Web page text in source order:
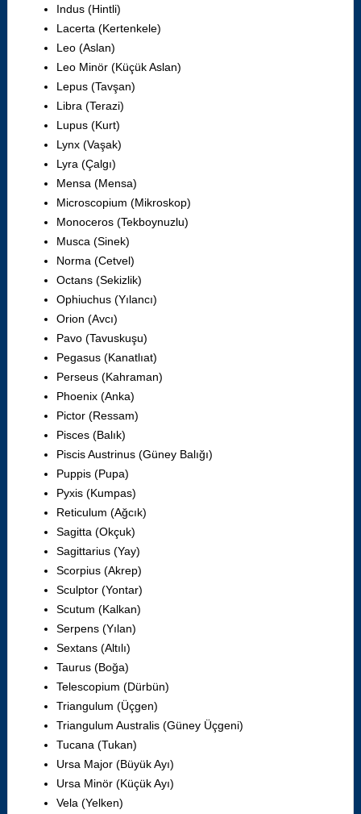
Indus (Hintli)
Lacerta (Kertenkele)
Leo (Aslan)
Leo Minör (Küçük Aslan)
Lepus (Tavşan)
Libra (Terazi)
Lupus (Kurt)
Lynx (Vaşak)
Lyra (Çalgı)
Mensa (Mensa)
Microscopium (Mikroskop)
Monoceros (Tekboynuzlu)
Musca (Sinek)
Norma (Cetvel)
Octans (Sekizlik)
Ophiuchus (Yılancı)
Orion (Avcı)
Pavo (Tavuskuşu)
Pegasus (Kanatlıat)
Perseus (Kahraman)
Phoenix (Anka)
Pictor (Ressam)
Pisces (Balık)
Piscis Austrinus (Güney Balığı)
Puppis (Pupa)
Pyxis (Kumpas)
Reticulum (Ağcık)
Sagitta (Okçuk)
Sagittarius (Yay)
Scorpius (Akrep)
Sculptor (Yontar)
Scutum (Kalkan)
Serpens (Yılan)
Sextans (Altılı)
Taurus (Boğa)
Telescopium (Dürbün)
Triangulum (Üçgen)
Triangulum Australis (Güney Üçgeni)
Tucana (Tukan)
Ursa Major (Büyük Ayı)
Ursa Minör (Küçük Ayı)
Vela (Yelken)